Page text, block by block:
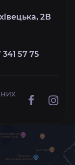
2В
57 75